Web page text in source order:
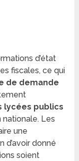
d’état
fiscales, ce qui
de demande
lycées publics
nationale. Les
une
d’avoir donné
soient